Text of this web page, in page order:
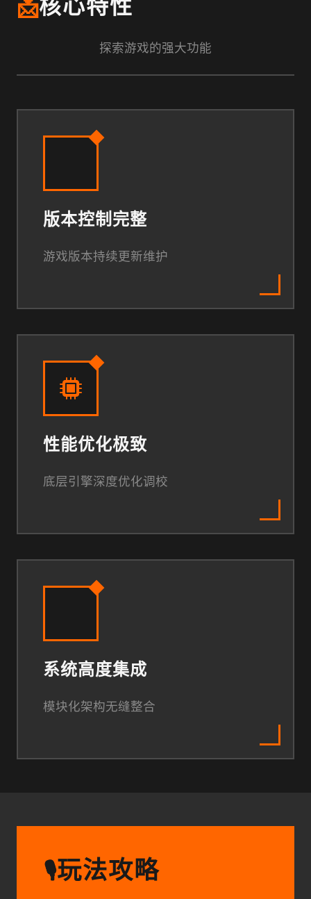
📩核心特性
探索游戏的强大功能
版本控制完整
游戏版本持续更新维护
性能优化极致
底层引擎深度优化调校
系统高度集成
模块化架构无缝整合
🎙️玩法攻略